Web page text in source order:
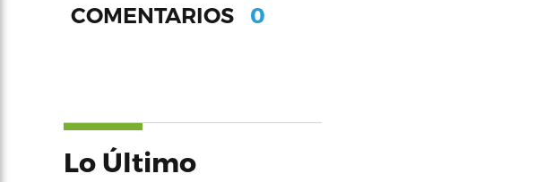
COMENTARIOS 0
Lo Último